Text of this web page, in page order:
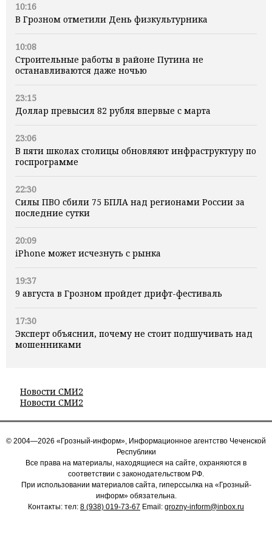
10:16
В Грозном отметили День физкультурника
10:08
Строительные работы в районе Путина не
останавливаются даже ночью
23:15
Доллар превысил 82 рубля впервые с марта
23:06
В пяти школах столицы обновляют инфраструктуру по
госпрограмме
22:30
Силы ПВО сбили 75 БПЛА над регионами России за
последние сутки
20:09
iPhone может исчезнуть с рынка
19:37
9 августа в Грозном пройдет дрифт-фестиваль
17:30
Эксперт объяснил, почему не стоит подшучивать над
мошенниками
Новости СМИ2
Новости СМИ2
© 2004—2026 «Грозный-информ», Информационное агентство Чеченской
Республики
Все права на материалы, находящиеся на сайте, охраняются в
соответствии с законодательством РФ.
При использовании материалов сайта, гиперссылка на «Грозный-
информ» обязательна.
Контакты: тел: 8 (938) 019-73-67 Email: grozny-inform@inbox.ru